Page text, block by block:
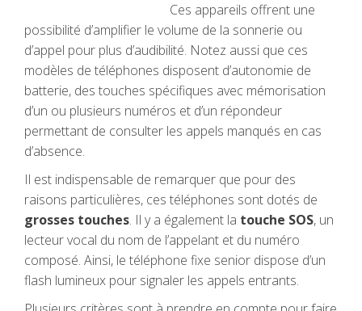
Ces appareils offrent une
possibilité d’amplifier le volume de la sonnerie ou
d’appel pour plus d’audibilité. Notez aussi que ces
modèles de téléphones disposent d’autonomie de
batterie, des touches spécifiques avec mémorisation
d’un ou plusieurs numéros et d’un répondeur
permettant de consulter les appels manqués en cas
d’absence.
Il est indispensable de remarquer que pour des
raisons particulières, ces téléphones sont dotés de
grosses touches. Il y a également la touche SOS, un
lecteur vocal du nom de l’appelant et du numéro
composé. Ainsi, le téléphone fixe senior dispose d’un
flash lumineux pour signaler les appels entrants.